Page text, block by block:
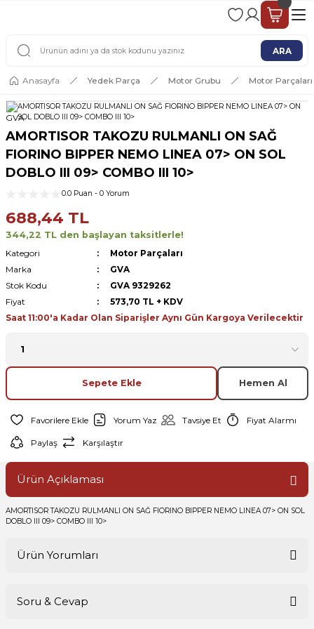
2 - 4 İŞ GÜNÜ İÇERİSİNDE KARGO
ARA
Anasayfa Yedek Parça Motor Grubu Motor Parçaları
GVA
AMORTISOR TAKOZU RULMANLI ON SAĞ
FIORINO BIPPER NEMO LINEA 07> ON SOL
DOBLO III 09> COMBO III 10>
0.0 Puan - 0 Yorum
688,44 TL
344,22 TL den başlayan taksitlerle!
Kategori
Motor Parçaları
Marka
GVA
Stok Kodu
GVA 9329262
Fiyat
573,70 TL + KDV
Saat 11:00'a Kadar Olan Siparişler Aynı Gün Kargoya Verilecektir
Sepete Ekle Hemen Al
Yorum Yaz Tavsiye Et Fiyat Alarmı
Paylaş Karşılaştır
Ürün Açıklaması
AMORTISOR TAKOZU RULMANLI ON SAĞ FIORINO BIPPER NEMO LINEA 07> ON SOL
DOBLO III 09> COMBO III 10>
Ürün Yorumları
Soru & Cevap